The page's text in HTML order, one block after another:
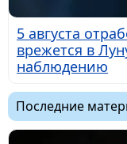
5 августа
врежется в
наблюдению
Последние